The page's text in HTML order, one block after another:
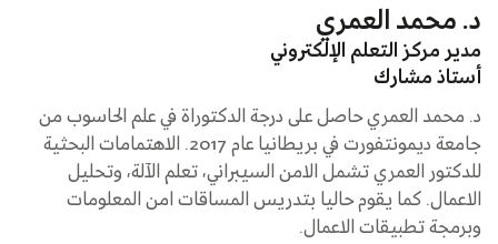
د. محمد العمري
مدير مركز التعلم الإلكتروني
أستاذ مشارك
د. محمد العمري حاصل على درجة الدكتوراة في علم الحاسوب من
جامعة ديمونتفورت في بريطانيا عام 2017. الاهتمامات البحثية
للدكتور العمري تشمل الامن السيبراني، تعلم الآلة، وتحليل
الاعمال. كما يقوم حاليا بتدريس المساقات امن المعلومات
وبرمجة تطبيقات الاعمال.